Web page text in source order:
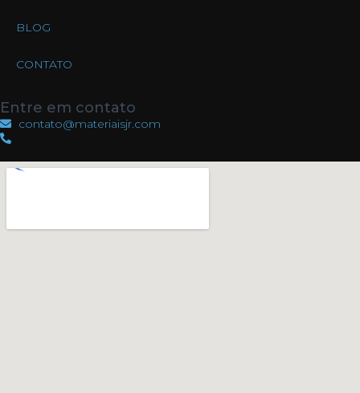
BLOG
CONTATO
Entre em contato
contato@materiaisjr.com